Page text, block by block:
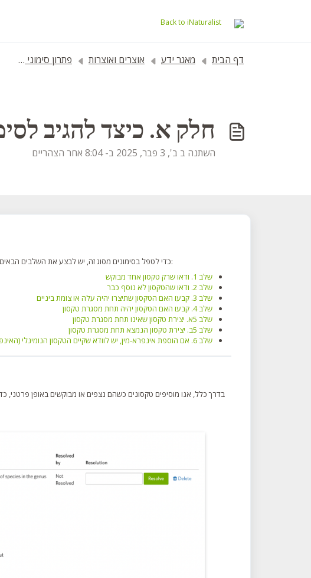
Back to iNaturalist
דף הבית מאגר ידע אוצרים ואוצרות פתרון סימוני טקסון
חלק א. כיצד להגיב
השתנה ב ב', 3 פבר, 2025 ב- 8:04 אחר הצהריים
". כדי לטפל בסימונים מסוג זה, יש לבצע את השלבים הבאים:
שלב 1. ודאו שרק טקסון אחד מבוקש
שלב 2. ודאו שהטקסון לא נוסף כבר
שלב 3. קבעו האם הטקסון שתיצרו יהיה עלה או צומת ביניים
שלב 4. קבעו האם הטקסון יהיה תחת מסגרת טקסון
שלב 5א. יצירת טקסון שאינו תחת מסגרת טקסון
שלב 5ב. יצירת טקסון הנמצא תחת מסגרת טקסון
שלב 6. אם הוספת אינפרא-מין, יש לוודא שקיים הטקסון הנומינלי (האינפרא-מין של הטקסון המקורי)
בדרך כלל, אנו מוסיפים טקסונים כשהם נצפים או מבוקשים באופן פרטני,